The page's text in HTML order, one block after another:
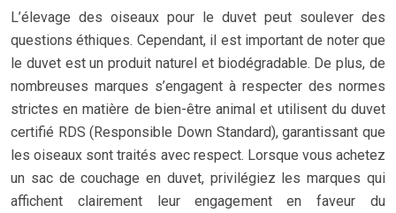
L’élevage des oiseaux pour le duvet peut soulever des
questions éthiques. Cependant, il est important de noter que
le duvet est un produit naturel et biodégradable. De plus, de
nombreuses marques s’engagent à respecter des normes
strictes en matière de bien-être animal et utilisent du duvet
certifié RDS (Responsible Down Standard), garantissant que
les oiseaux sont traités avec respect. Lorsque vous achetez
un sac de couchage en duvet, privilégiez les marques qui
affichent clairement leur engagement en faveur du